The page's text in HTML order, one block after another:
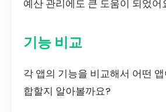
예산 관리에도 큰 도움이 되었어
기능 비교
각 앱의 기능을 비교해서 어떤
합할지 알아볼까요?